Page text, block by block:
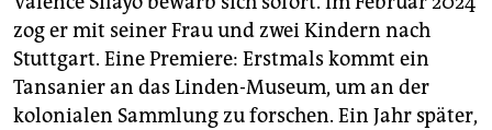
zog er mit seiner Frau und zwei Kindern nach
Stuttgart. Eine Premiere: Erstmals kommt ein
Tansanier an das Linden-Museum, um an der
kolonia­len Sammlung zu forschen. Ein Jahr später,